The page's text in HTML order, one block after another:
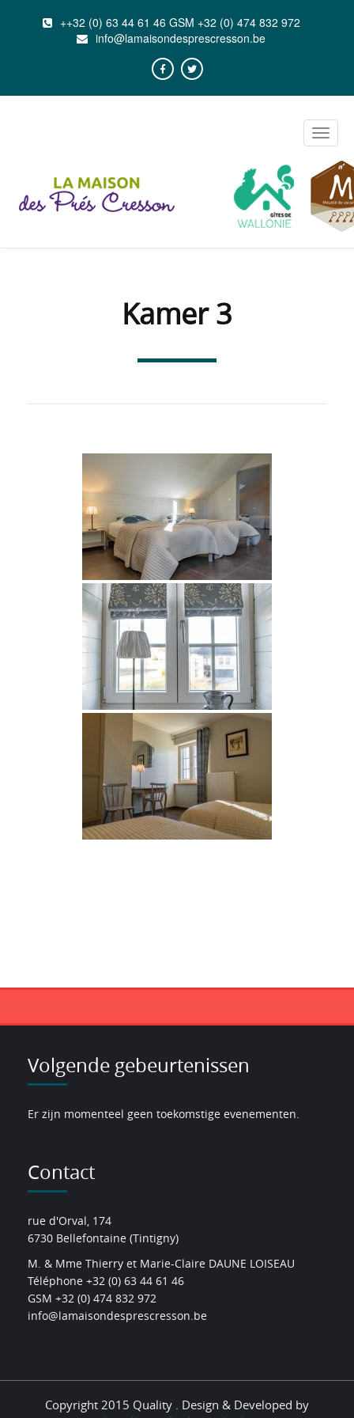
++32 (0) 63 44 61 46 GSM +32 (0) 474 832 972
info@lamaisondesprescresson.be
Toggle
Kamer 3
Volgende gebeurtenissen
Er zijn momenteel geen toekomstige evenementen.
Contact
rue d'Orval, 174
6730 Bellefontaine (Tintigny)
M. & Mme Thierry et Marie-Claire DAUNE LOISEAU
Téléphone +32 (0) 63 44 61 46
GSM +32 (0) 474 832 972
info@lamaisondesprescresson.be
Copyright 2015 Quality . Design & Developed by